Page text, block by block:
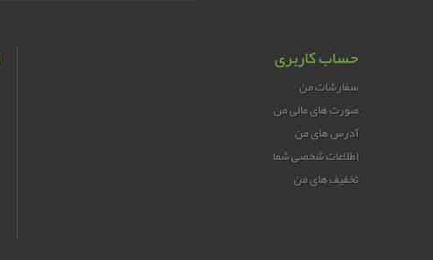
حساب کاربری
سفارشات من
صورت های مالی من
آدرس های من
اطلاعات شخصی شما
تخفیف های من